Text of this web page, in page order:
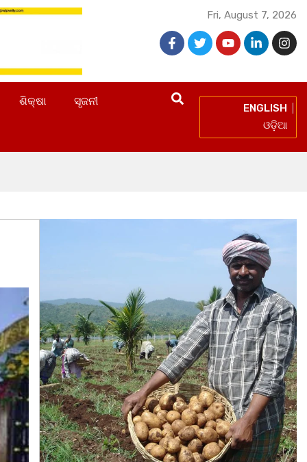
Fri, August 7, 2026
ଶିକ୍ଷା ସୃଜନୀ
ENGLISH
ଓଡ଼ିଆ